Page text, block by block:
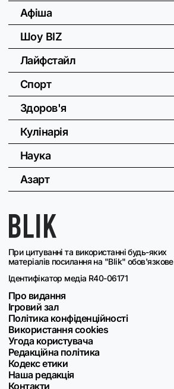
При цитуванні та використанні будь-яких
матеріалів посилання на "Blik" обов'язкове
Ідентифікатор медіа R40-06171
Про видання
Ігровий зал
Політика конфіденційності
Використання cookies
Угода користувача
Редакційна політика
Кодекс етики
Наша редакція
Контакти
Афіша
Шоу BIZ
Лайфстайл
Спорт
Здоров'я
Кулінарія
Наука
Азарт